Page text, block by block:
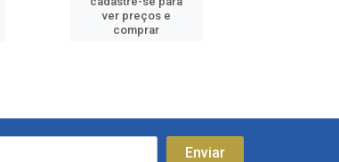
ver preços e
comprar